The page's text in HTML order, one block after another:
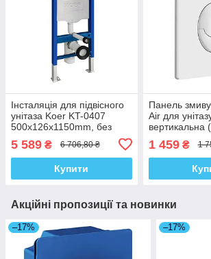
Інсталяція для підвісного
унітаза Koer KT-0407
500x126x1150mm, без
5 589 ₴ 6 706,80 ₴
Купити
Панель
Air для
вертикальна
1 459₴ 1
Акційні пропозиції та новинки
–17% –17%